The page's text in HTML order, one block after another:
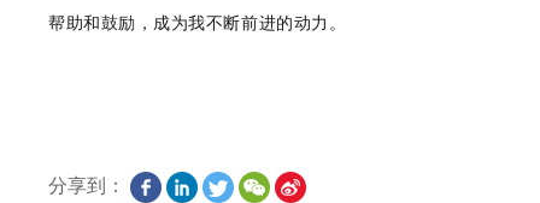
帮助和鼓励，成为我不断前进的动力。
分享到：